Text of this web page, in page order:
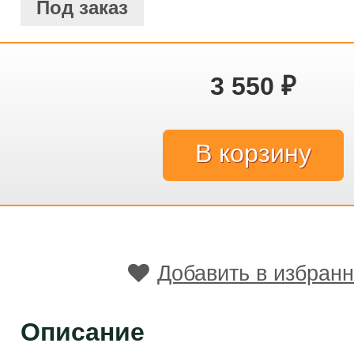
Под заказ
3 550 ₽
Добавить в
Описание